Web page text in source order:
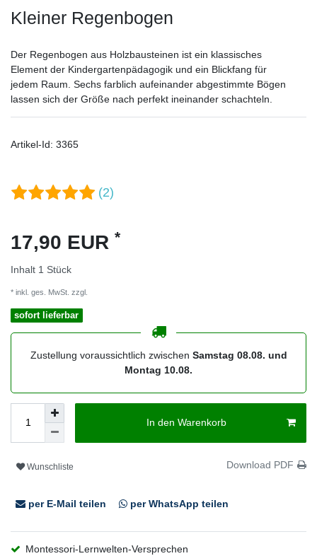
Kleiner Regenbogen
Der Regenbogen aus Holzbausteinen ist ein klassisches
Element der Kindergartenpädagogik und ein Blickfang für
jedem Raum. Sechs farblich aufeinander abgestimmte Bögen
lassen sich der Größe nach perfekt ineinander schachteln.
Artikel-Id: 3365
(2)
17,90 EUR *
Inhalt 1 Stück
* inkl. ges. MwSt. zzgl.
sofort lieferbar
Zustellung voraussichtlich zwischen Samstag 08.08. und
Montag 10.08.
In den Warenkorb
Wunschliste Download PDF
per E-Mail teilen per WhatsApp teilen
Montessori-Lernwelten-Versprechen